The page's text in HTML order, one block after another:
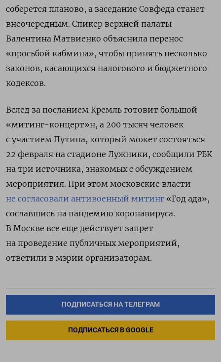
соберется планово, а заседание Совфеда станет
внеочередным. Спикер верхней палаты
Валентина Матвиенко объяснила перенос
«просьбой кабмина», чтобы принять несколько
законов, касающихся налогового и бюджетного
кодексов.
Вслед за посланием Кремль готовит большой
«митинг-концерт»н, а 200 тысяч человек
с участием Путина, который может состояться
22 февраля на стадионе Лужники, сообщили РБК
на три источника, знакомых с обсуждением
мероприятия. При этом московские власти
не согласовали антивоенный митинг «Год ада»,
сославшись на пандемию коронавируса.
В Москве все еще действует запрет
на проведение публичных мероприятий,
ответили в мэрии организаторам.
ПОДПИСАТЬСЯ НА ТЕЛЕГРАМ
ПОДПИСАТЬСЯ В GOOGLE